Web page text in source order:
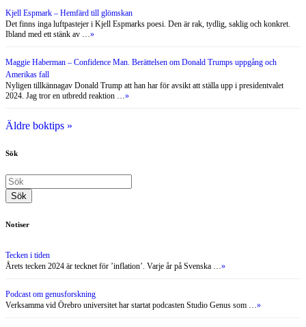
Kjell Espmark – Hemfärd till glömskan
Det finns inga luftpastejer i Kjell Espmarks poesi. Den är rak, tydlig, saklig och konkret.
Ibland med ett stänk av …»
Maggie Haberman – Confidence Man. Berättelsen om Donald Trumps uppgång och
Amerikas fall
Nyligen tillkännagav Donald Trump att han har för avsikt att ställa upp i presidentvalet
2024. Jag tror en utbredd reaktion …»
Äldre boktips »
Sök
Notiser
Tecken i tiden
Årets tecken 2024 är tecknet för ’inflation’. Varje år på Svenska …»
Podcast om genusforskning
Verksamma vid Örebro universitet har startat podcasten Studio Genus som …»